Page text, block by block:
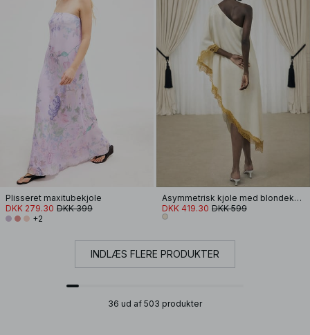
Plisseret maxitubekjole
DKK 279.30 DKK 399
+2
Asymmetrisk kjole med blondekant
DKK 419.30 DKK 599
INDLÆS FLERE PRODUKTER
36 ud af 503 produkter